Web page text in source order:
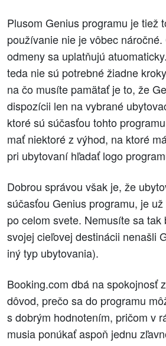
Plusom Genius programu je tiež
používanie nie je vôbec
odmeny sa uplatňujú
teda nie sú potrebné žiadne
na čo musíte pamätať je to, že
dispozícii len na vybrané
ktoré sú súčasťou tohto
mať niektoré z výhod, na ktoré
pri ubytovaní hľadať logo
Dobrou správou však je, že
súčasťou Genius programu, je
po celom svete. Nemusíte sa tak
svojej cieľovej destinácii nenašli
iný typ ubytovania).
Booking.com dbá na spokojnosť
dôvod, prečo sa do programu
s dobrým hodnotením, pričom v
musia ponúkať aspoň jednu